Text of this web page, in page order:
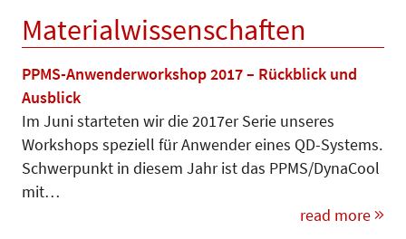
Materialwissenschaften
PPMS-Anwenderworkshop 2017 – Rückblick und
Ausblick
Im Juni starteten wir die 2017er Serie unseres
Workshops speziell für Anwender eines QD-Systems.
Schwerpunkt in diesem Jahr ist das PPMS/DynaCool
mit…
read more